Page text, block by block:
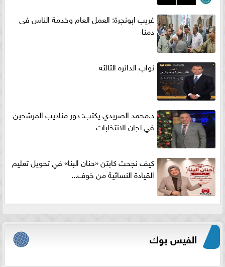
غريب ابونجرة: العمل العام وخدمة الناس فى
دمنا
نواب الدائره الثالثه
د.محمد الصريدي يكتب: دور مناديب المرشحين
في لجان الانتخابات
كيف نجحت كابتن «حنان البنا» في تحويل تعليم
القيادة النسائية من خوف...
الفيس بوك